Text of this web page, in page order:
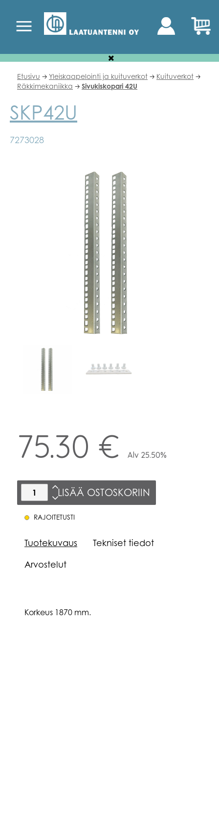
Etusivu 🡢 Yleiskaapelointi ja kuituverkot 🡢 Kuituverkot 🡢
Räkkimekaniikka 🡢 Sivukiskopari 42U
SKP42U
7273028
75.30 € Alv 25.50%
LISÄÄ OSTOSKORIIN
RAJOITETUSTI
Tuotekuvaus
Tekniset tiedot
Arvostelut
Korkeus 1870 mm.